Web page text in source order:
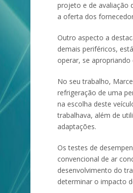
projeto e de avaliação
a oferta dos
Outro aspecto a
demais periféricos,
operar, se
No seu trabalho,
refrigeração de uma
na escolha deste
trabalhava, além de
adaptações.
Os testes de
convencional de ar
desenvolvimento do
determinar o impacto